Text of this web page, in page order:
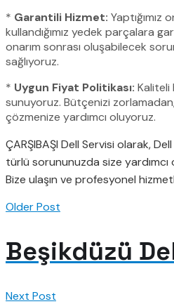
* Garantili Hizmet: Yaptığımız
kullandığımız yedek parçalara
onarım sonrası oluşabilecek
sağlıyoruz.
* Uygun Fiyat Politikası:
sunuyoruz. Bütçenizi zorlamadan,
çözmenize yardımcı oluyoruz.
ÇARŞIBAŞI Dell Servisi olarak,
türlü sorununuzda size
Bize ulaşın ve profesyonel
Older Post
Beşikdüzü
Next Post